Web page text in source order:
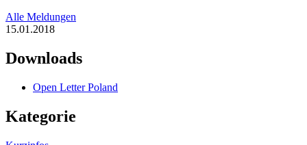
Alle Meldungen
15.01.2018
Downloads
Open Letter Poland
Kategorie